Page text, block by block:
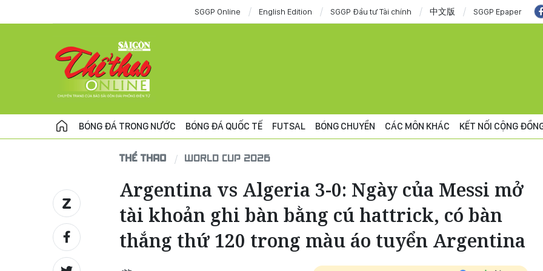
SGGP Online English Edition SGGP Đầu tư Tài chính 中文版 SGGP Epaper
BÓNG ĐÁ TRONG NƯỚC BÓNG ĐÁ QUỐC TẾ FUTSAL BÓNG CHUYỀN CÁC MÔN KHÁC KẾT NỐI CỘNG
THỂ THAO WORLD CUP 2026
Argentina vs Algeria 3-0: Ngày của Messi mở
tài khoản ghi bàn bằng cú hattrick, có bàn
thắng thứ 120 trong màu áo tuyển Argentina